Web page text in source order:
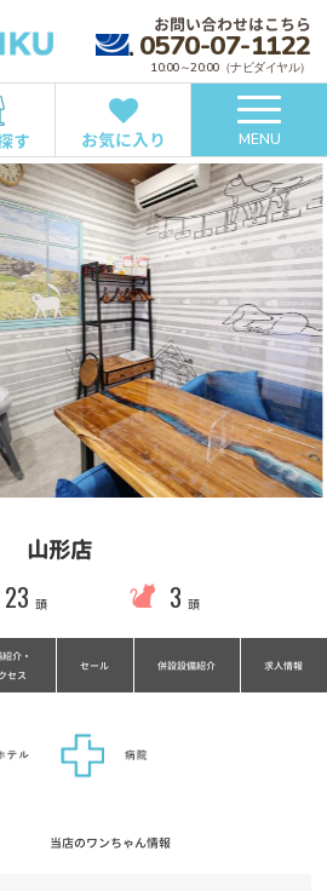
お問い合わせはこちら
0570-07-1122
10:00～20:00（ナビダイヤル）
す お気に入り MENU
山形店
23 頭 3 頭
介・
セス
セール 併設設備紹介 求人情報
当店のワンちゃん情報